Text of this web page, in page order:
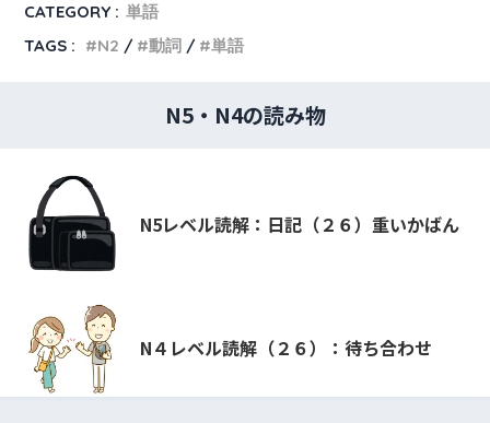
CATEGORY : 単語
TAGS :
N2 動詞 単語
N5・N4の読み物
N5レベル読解：日記（２６）重いかばん
N４レベル読解（２６）：待ち合わせ